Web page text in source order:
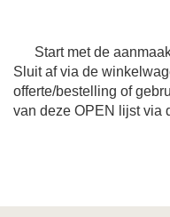
Start met de
Sluit af via de
offerte/bestelling of
van deze OPEN lijst via